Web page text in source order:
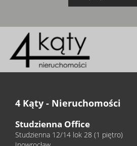
4 Kąty - Nieruchomości
Studzienna Office
Studzienna 12/14 lok 28 (1 piętro)